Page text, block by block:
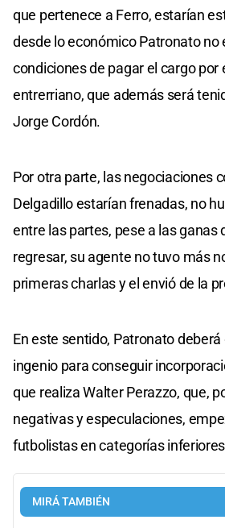
que pertenece a Ferro, estarían
desde lo económico Patronato no
condiciones de pagar el cargo por
entrerriano, que además será
Jorge Cordón.
Por otra parte, las negociaciones
Delgadillo estarían frenadas, no
entre las partes, pese a las ganas
regresar, su agente no tuvo más
primeras charlas y el envió de la
En este sentido, Patronato
ingenio para conseguir
que realiza Walter Perazzo, que,
negativas y especulaciones,
futbolistas en categorías
MIRÁ TAMBIÉN